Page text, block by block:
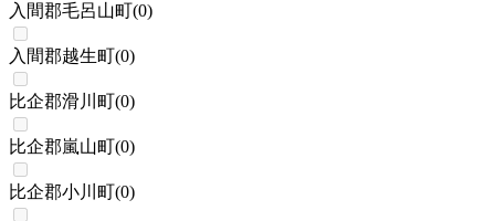
入間郡毛呂山町(0)
入間郡越生町(0)
比企郡滑川町(0)
比企郡嵐山町(0)
比企郡小川町(0)